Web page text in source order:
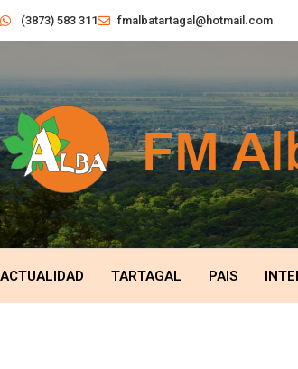
(3873) 583 311 fmalbatartagal@hotmail.com
ACTUALIDAD TARTAGAL PAIS